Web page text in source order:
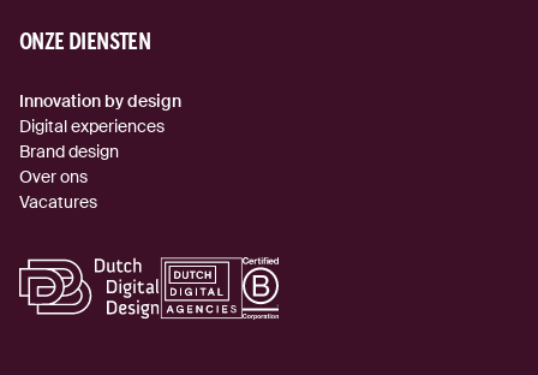
ONZE DIENSTEN
Innovation by design
Digital experiences
Brand design
Over ons
Vacatures